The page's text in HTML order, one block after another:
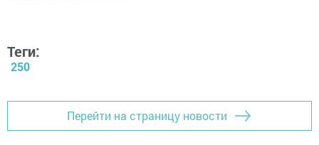
Теги:
250
Перейти на страницу новости